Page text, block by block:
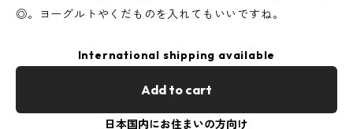
◎。ヨーグルトやくだものを入れてもいいですね。
International shipping available
Add to cart
日本国内にお住まいの方向け